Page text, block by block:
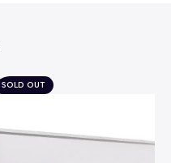
SOLD OUT